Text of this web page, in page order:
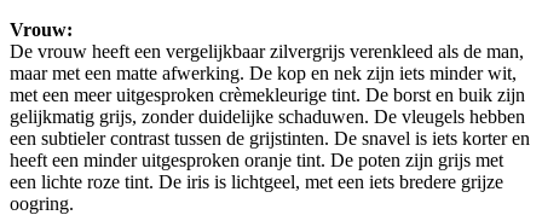
Vrouw:
De vrouw heeft een vergelijkbaar zilvergrijs verenkleed als de man,
maar met een matte afwerking. De kop en nek zijn iets minder wit,
met een meer uitgesproken crèmekleurige tint. De borst en buik zijn
gelijkmatig grijs, zonder duidelijke schaduwen. De vleugels hebben
een subtieler contrast tussen de grijstinten. De snavel is iets korter en
heeft een minder uitgesproken oranje tint. De poten zijn grijs met
een lichte roze tint. De iris is lichtgeel, met een iets bredere grijze
oogring.